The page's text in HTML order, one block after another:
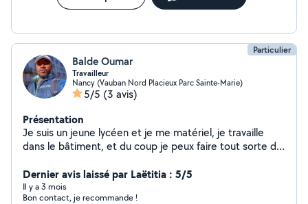
Particulier
Balde Oumar
Travailleur
Nancy (Vauban Nord Placieux Parc Sainte-Marie)
5/5 (3 avis)
Présentation
Je suis un jeune lycéen et je me matériel, je travaille
dans le bâtiment, et du coup je peux faire tout sorte de
un particulier
Dernier avis laissé par Laëtitia : 5/5
Il y a 3 mois
Bon contact, je recommande !